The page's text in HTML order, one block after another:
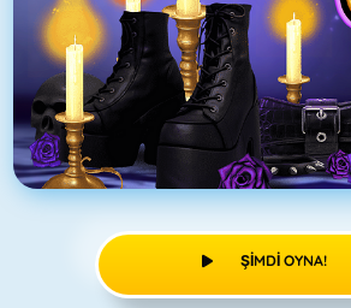
ŞIMDI OYNA!